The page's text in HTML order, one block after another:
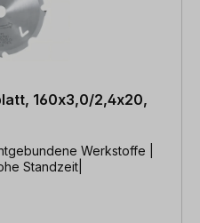
160x3,0/2,4x20,
Werkstoffe |
Standzeit|